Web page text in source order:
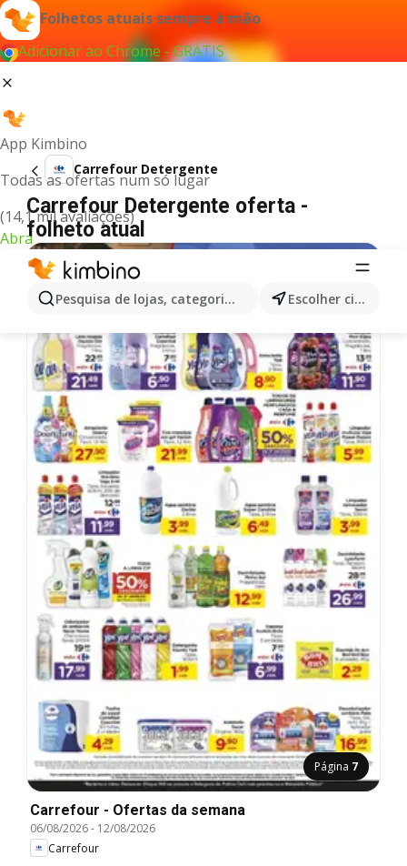
Folhetos atuais sempre à mão
Adicionar ao Chrome - GRÁTIS
App Kimbino
Todas as ofertas num só lugar
(14,1 mil avaliações)
Abra
Pesquisa de lojas, categorias,produtos... Escolher cidade
Carrefour Detergente
Carrefour Detergente oferta -
folheto atual
Página 7
Carrefour - Ofertas da semana
06/08/2026- 12/08/2026
Carrefour